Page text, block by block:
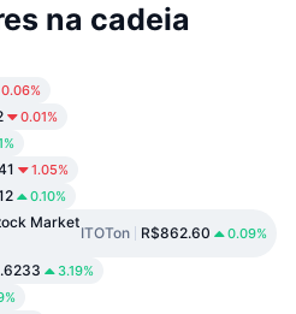
na cadeia
0.06%
0.01%
1.05%
0.10%
Market
ITOTon R$862.60 0.09%
3.19%